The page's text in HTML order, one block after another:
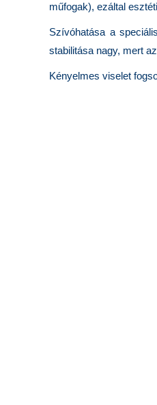
műfogak), ezáltal
Szívóhatása a
stabilitása nagy, mert
Kényelmes viselet